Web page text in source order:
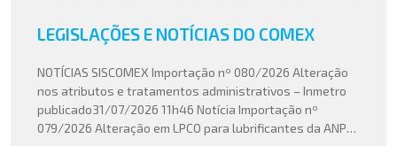
LEGISLAÇÕES E NOTÍCIAS DO COMEX
NOTÍCIAS SISCOMEX Importação nº 080/2026 Alteração
nos atributos e tratamentos administrativos – Inmetro
publicado31/07/2026 11h46 Notícia Importação nº
079/2026 Alteração em LPCO para lubrificantes da ANP